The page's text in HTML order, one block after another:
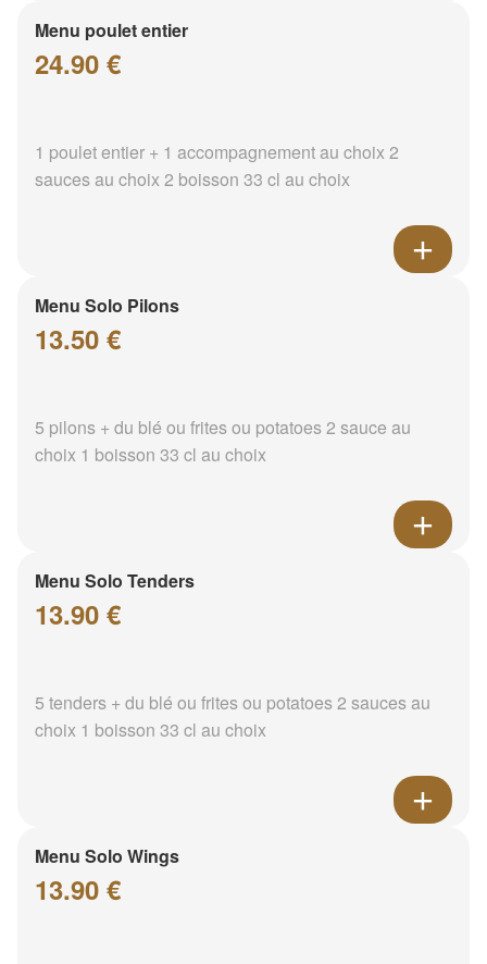
Menu poulet entier
24.90 €
1 poulet entier + 1 accompagnement au choix 2
sauces au choix 2 boisson 33 cl au choix
Menu Solo Pilons
13.50 €
5 pilons + du blé ou frites ou potatoes 2 sauce au
choix 1 boisson 33 cl au choix
Menu Solo Tenders
13.90 €
5 tenders + du blé ou frites ou potatoes 2 sauces au
choix 1 boisson 33 cl au choix
Menu Solo Wings
13.90 €